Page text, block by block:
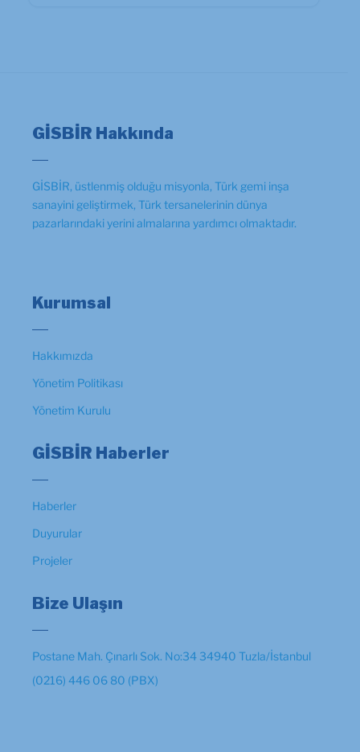
GİSBİR Hakkında
GİSBİR, üstlenmiş olduğu misyonla, Türk gemi inşa
sanayini geliştirmek, Türk tersanelerinin dünya
pazarlarındaki yerini almalarına yardımcı olmaktadır.
Kurumsal
Hakkımızda
Yönetim Politikası
Yönetim Kurulu
GİSBİR Haberler
Haberler
Duyurular
Projeler
Bize Ulaşın
Postane Mah. Çınarlı Sok. No:34 34940 Tuzla/İstanbul
(0216) 446 06 80 (PBX)